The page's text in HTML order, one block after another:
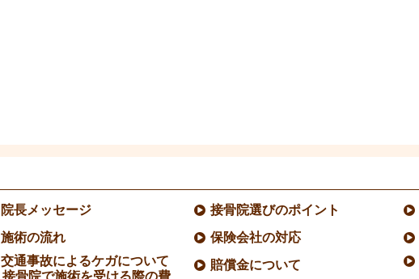
院長メッセージ
施術の流れ
交通事故によるケガについて
接骨院選びのポイント
保険会社の対応
賠償金について